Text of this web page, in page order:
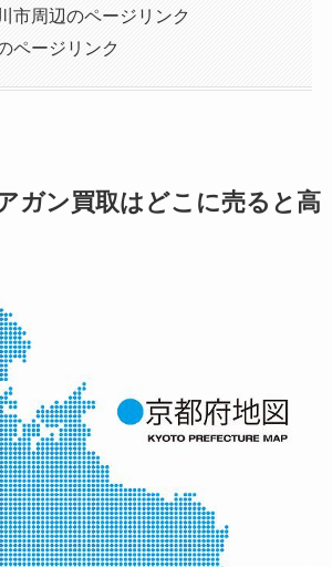
市周辺のページリンク
ページリンク
ガン買取はどこに売ると高